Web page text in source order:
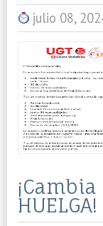
julio 08,
HUELGA!